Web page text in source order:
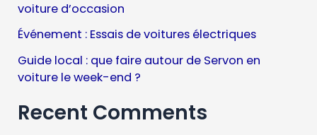
voiture d’occasion
Événement : Essais de voitures électriques
Guide local : que faire autour de Servon en
voiture le week-end ?
Recent Comments